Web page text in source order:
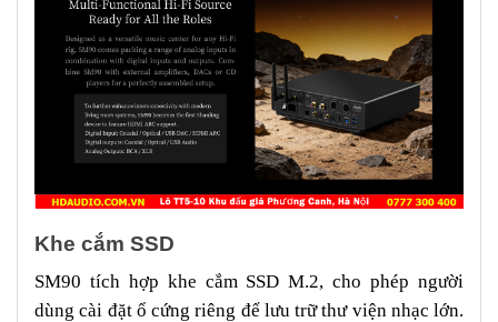
Khe cắm SSD
SM90 tích hợp khe cắm SSD M.2, cho phép người
dùng cài đặt ổ cứng riêng để lưu trữ thư viện nhạc lớn.